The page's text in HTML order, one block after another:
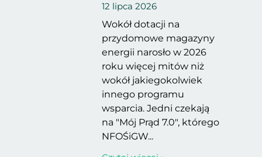
12 lipca 2026
Wokół dotacji na
przydomowe magazyny
energii narosło w 2026
roku więcej mitów niż
wokół jakiegokolwiek
innego programu
wsparcia. Jedni czekają
na "Mój Prąd 7.0", którego
NFOŚiGW...